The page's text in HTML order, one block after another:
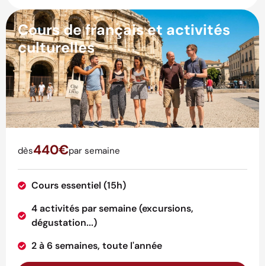
Cours de français et activités
culturelles
dès440€par semaine
Cours essentiel (15h)
4 activités par semaine (excursions,
dégustation...)
2 à 6 semaines, toute l'année